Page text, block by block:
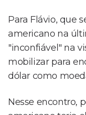
Para Flávio, que
americano na
"inconfiável" na
mobilizar para
dólar como
Nesse encontro,